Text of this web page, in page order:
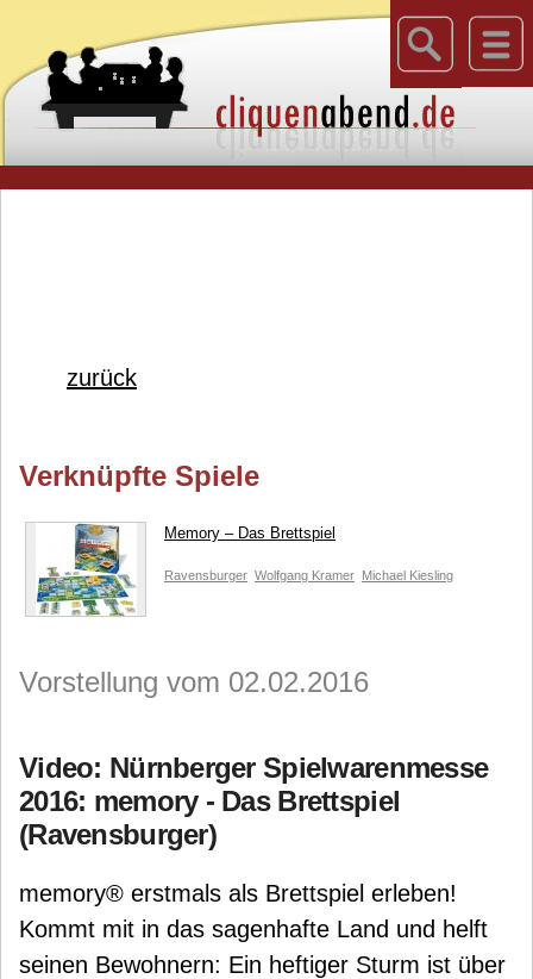
zurück
Verknüpfte Spiele
Memory – Das Brettspiel
Ravensburger Wolfgang Kramer Michael Kiesling
Vorstellung vom 02.02.2016
Video: Nürnberger Spielwarenmesse
2016: memory - Das Brettspiel
(Ravensburger)
memory® erstmals als Brettspiel erleben!
Kommt mit in das sagenhafte Land und helft
seinen Bewohnern: Ein heftiger Sturm ist über